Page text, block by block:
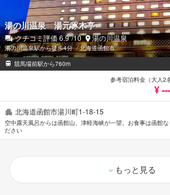
北海道函館市湯川町1-18-15
空中露天風呂からは函館山、津軽海峡が一望。お食事は函館
ださい
湯の川温泉 湯元啄木亭
クチコミ評価6.9 /10 湯の川温泉
湯の川温泉駅から徒歩4分 ⁄北海道函館市
競馬場前駅から760m
参考宿泊料金（大人2
¥
もっと見る